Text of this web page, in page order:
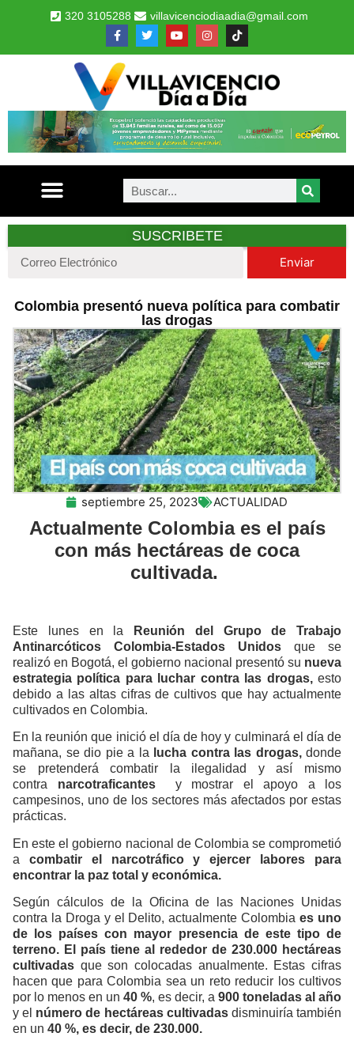
320 3105288 villavicenciodiaadia@gmail.com
SUSCRIBETE
Enviar
Colombia presentó nueva política para combatir
las drogas
septiembre 25, 2023 ACTUALIDAD
Actualmente Colombia es el país
con más hectáreas de coca
cultivada.
Este lunes en la
Reunión del Grupo de Trabajo
Antinarcóticos Colombia-Estados Unidos que se
realizó en Bogotá, el gobierno nacional presentó su nueva
estrategia política para luchar contra las drogas,esto
debido a las altas cifras de cultivos que hay actualmente
cultivados en Colombia.
En la reunión que inició el día de hoy y culminará el día de
mañana, se dio pie a la lucha contra las drogas, donde
se pretenderá combatir la ilegalidad y así mismo
contra narcotraficantes y mostrar el apoyo a los
campesinos, uno de los sectores más afectados por estas
prácticas.
En este el gobierno nacional de Colombia se comprometió
a combatir el narcotráfico y ejercer labores para
encontrar la paz total y económica.
Según cálculos de la Oficina de las Naciones Unidas
contra la Droga y el Delito, actualmente Colombiaes uno
de los países con mayor presencia de este tipo de
terreno. El país tiene al rededor de 230.000 hectáreas
cultivadas que son colocadas anualmente. Estas cifras
hacen que para Colombia sea un reto reducir los cultivos
por lo menos en un 40 %, es decir, a 900 toneladas al año
y el número de hectáreas cultivadasdisminuiría también
en un 40 %, es decir, de 230.000.